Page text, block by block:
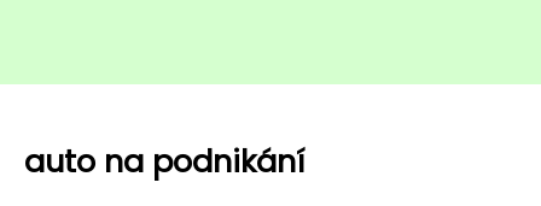
auto na podnikání